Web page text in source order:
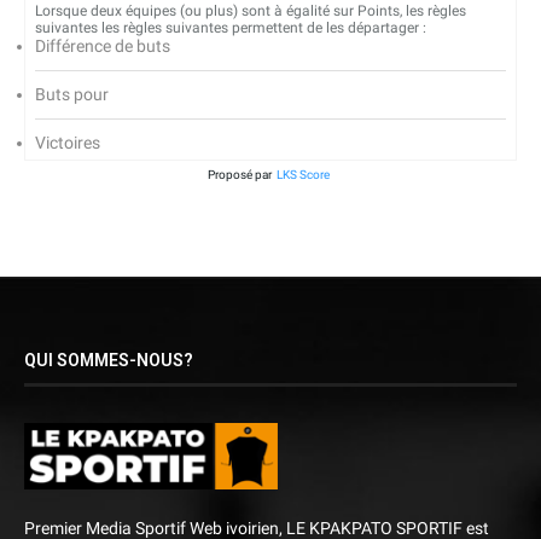
Lorsque deux équipes (ou plus) sont à égalité sur Points, les règles
suivantes les règles suivantes permettent de les départager :
Différence de buts
Buts pour
Victoires
Proposé par LKS Score
QUI SOMMES-NOUS?
Premier Media Sportif Web ivoirien, LE KPAKPATO SPORTIF est